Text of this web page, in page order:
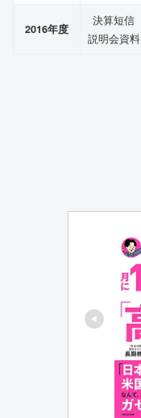
2016年度
決算短信
説明会資料